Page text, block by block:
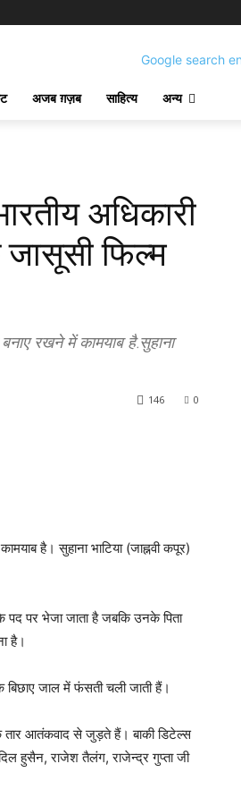
अजब ग़ज़ब साहित्य अन्य
अधिकारी
फिल्म
रखने में कामयाब है.सुहाना
0
146
है। सुहाना भाटिया (जाह्नवी कपूर)
पद पर भेजा जाता है जबकि उनके पिता
है।
जाल में फंसती चली जाती हैं।
तार आतंकवाद से जुड़ते हैं। बाकी डिटेल्स
हुसैन, राजेश तैलंग, राजेन्द्र गुप्ता जी